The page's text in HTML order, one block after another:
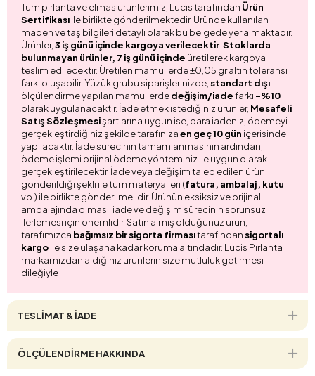
Tüm pırlanta ve elmas ürünlerimiz, Lucis tarafından Ürün
Sertifikasıile birlikte gönderilmektedir. Üründe kullanılan
maden ve taş bilgileri detaylı olarak bu belgede yer almaktadır.
Ürünler,3 iş günü içinde kargoya verilecektir. Stoklarda
bulunmayan ürünler, 7 iş günü içinde üretilerek kargoya
teslim edilecektir. Üretilen mamullerde ±0,05 gr altın toleransı
farkı oluşabilir. Yüzük grubu siparişlerinizde, standart dışı
ölçülendirme yapılan mamullerdedeğişim/iadefarkı -%10
olarak uygulanacaktır. İade etmek istediğiniz ürünler, Mesafeli
Satış Sözleşmesişartlarına uygun ise, para iadeniz, ödemeyi
gerçekleştirdiğiniz şekilde tarafınızaen geç 10 gün içerisinde
yapılacaktır. İade sürecinin tamamlanmasının ardından,
ödeme işlemi orijinal ödeme yönteminiz ile uygun olarak
gerçekleştirilecektir. İade veya değişim talep edilen ürün,
gönderildiği şekli ile tüm materyalleri (fatura, ambalaj, kutu
vb.) ile birlikte gönderilmelidir. Ürünün eksiksiz ve orijinal
ambalajında olması, iade ve değişim sürecinin sorunsuz
ilerlemesi için önemlidir. Satın almış olduğunuz ürün,
tarafımızca bağımsız bir sigorta firmasıtarafından sigortalı
kargoile size ulaşana kadar koruma altındadır. Lucis Pırlanta
markamızdan aldığınız ürünlerin size mutluluk getirmesi
dileğiyle
TESLİMAT & İADE
ÖLÇÜLENDİRME HAKKINDA